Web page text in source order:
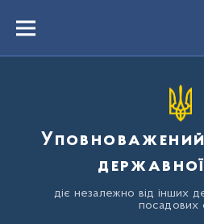
вмістуMenu
Уповноважений
діє незалежно від інших
посадових